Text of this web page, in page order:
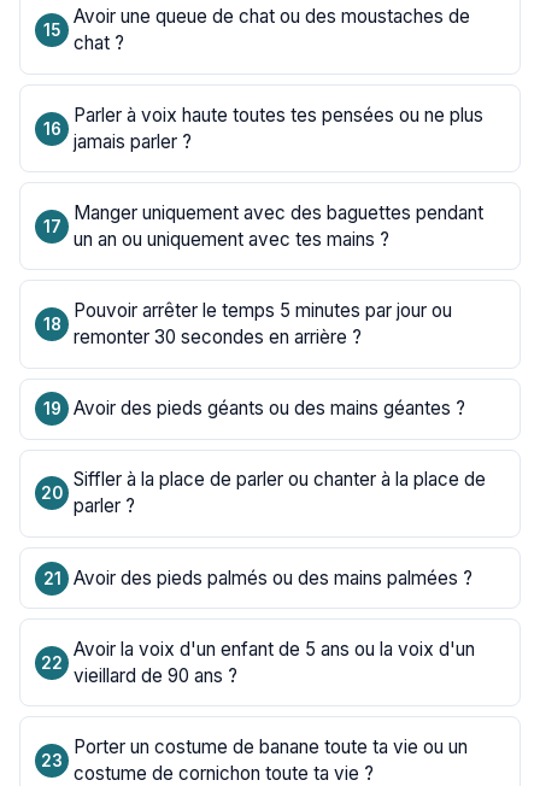
Avoir une queue de chat ou des moustaches de
chat ?
Parler à voix haute toutes tes pensées ou ne plus
jamais parler ?
Manger uniquement avec des baguettes pendant
un an ou uniquement avec tes mains ?
Pouvoir arrêter le temps 5 minutes par jour ou
remonter 30 secondes en arrière ?
Avoir des pieds géants ou des mains géantes ?
Siffler à la place de parler ou chanter à la place de
parler ?
Avoir des pieds palmés ou des mains palmées ?
Avoir la voix d'un enfant de 5 ans ou la voix d'un
vieillard de 90 ans ?
Porter un costume de banane toute ta vie ou un
costume de cornichon toute ta vie ?